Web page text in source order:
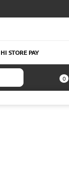
HI STORE PAY
0